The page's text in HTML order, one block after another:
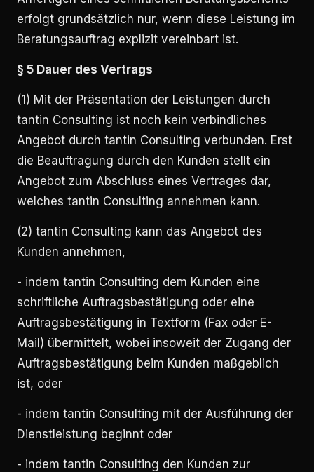
erfolgt grundsätzlich nur, wenn diese Leistung im
Beratungsauftrag explizit vereinbart ist.
§ 5 Dauer des Vertrags
(1) Mit der Präsentation der Leistungen durch
tantin Consulting ist noch kein verbindliches
Angebot durch tantin Consulting verbunden. Erst
die Beauftragung durch den Kunden stellt ein
Angebot zum Abschluss eines Vertrages dar,
welches tantin Consulting annehmen kann.
(2) tantin Consulting kann das Angebot des
Kunden annehmen,
- indem tantin Consulting dem Kunden eine
schriftliche Auftragsbestätigung oder eine
Auftragsbestätigung in Textform (Fax oder E-
Mail) übermittelt, wobei insoweit der Zugang der
Auftragsbestätigung beim Kunden maßgeblich
ist, oder
- indem tantin Consulting mit der Ausführung der
Dienstleistung beginnt oder
- indem tantin Consulting den Kunden zur